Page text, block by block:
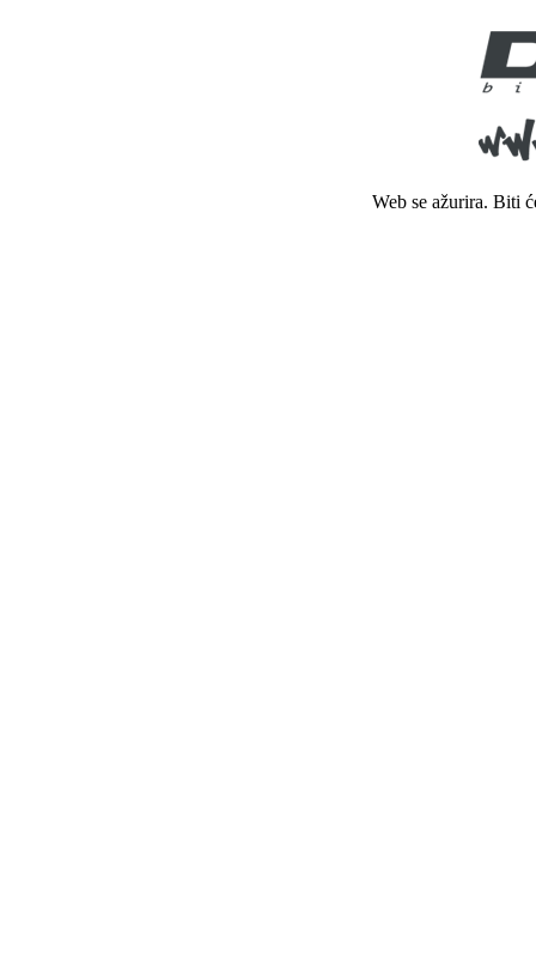
Web se ažurira. Biti